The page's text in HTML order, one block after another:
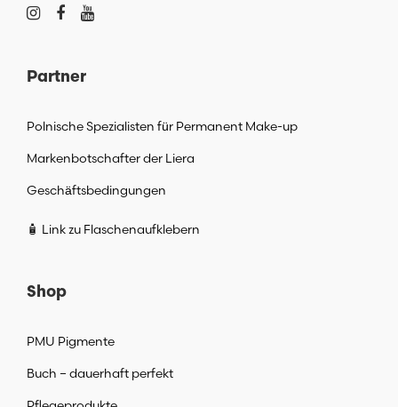
Partner
Polnische Spezialisten für Permanent Make-up
Markenbotschafter der Liera
Geschäftsbedingungen
🧴 Link zu Flaschenaufklebern
Shop
PMU Pigmente
Buch – dauerhaft perfekt